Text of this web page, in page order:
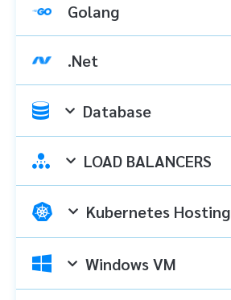
Golang
.Net
Database
LOAD BALANCERS
Kubernetes Hosting
Windows VM